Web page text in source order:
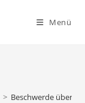
Menü
> Beschwerde über